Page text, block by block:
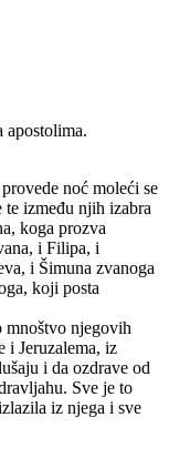
apostolima.
noć moleći se
između njih izabra
koga prozva
i Filipa, i
i Šimuna zvanoga
koji posta
mnoštvo njegovih
i Jeruzalema, iz
i da ozdrave od
Sve je to
iz njega i sve